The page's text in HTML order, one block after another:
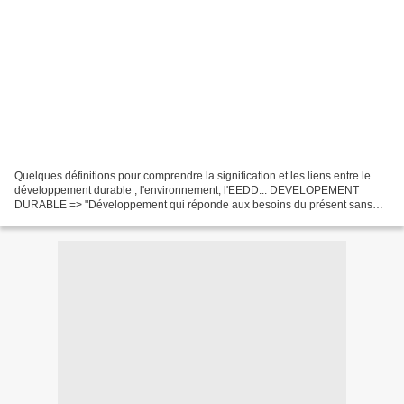
Quelques définitions pour comprendre la signification et les liens entre le
développement durable , l'environnement, l'EEDD... DEVELOPEMENT
DURABLE => "Développement qui réponde aux besoins du présent sans